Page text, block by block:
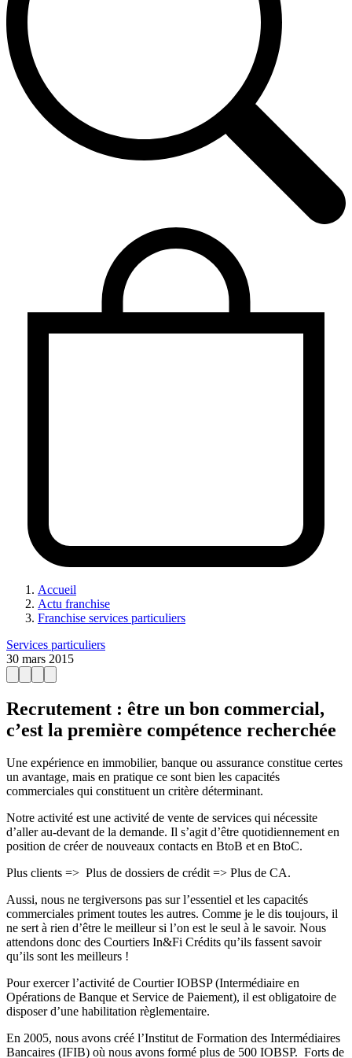
Accueil
Actu franchise
Franchise services particuliers
Services particuliers
30 mars 2015
Recrutement : être un bon commercial,
c’est la première compétence recherchée
Une expérience en immobilier, banque ou assurance constitue certes
un avantage, mais en pratique ce sont bien les capacités
commerciales qui constituent un critère déterminant.
Notre activité est une activité de vente de services qui nécessite
d’aller au-devant de la demande. Il s’agit d’être quotidiennement en
position de créer de nouveaux contacts en BtoB et en BtoC.
Plus clients => Plus de dossiers de crédit => Plus de CA.
Aussi, nous ne tergiversons pas sur l’essentiel et les capacités
commerciales priment toutes les autres. Comme je le dis toujours, il
ne sert à rien d’être le meilleur si l’on est le seul à le savoir. Nous
attendons donc des Courtiers In&Fi Crédits qu’ils fassent savoir
qu’ils sont les meilleurs !
Pour exercer l’activité de Courtier IOBSP (Intermédiaire en
Opérations de Banque et Service de Paiement), il est obligatoire de
disposer d’une habilitation règlementaire.
En 2005, nous avons créé l’Institut de Formation des Intermédiaires
Bancaires (IFIB) où nous avons formé plus de 500 IOBSP. Forts de